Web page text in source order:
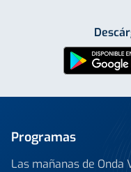
Programas
Las mañanas de Onda